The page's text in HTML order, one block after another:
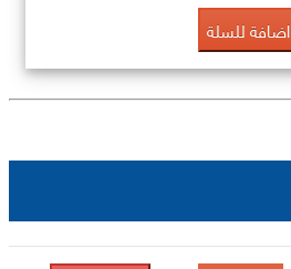
اضافة للسلة